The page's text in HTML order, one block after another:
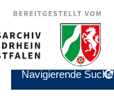
Navigierende Suche